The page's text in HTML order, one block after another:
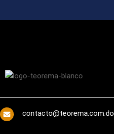
contacto@teorema.com.do